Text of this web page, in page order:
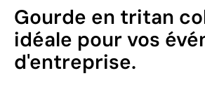
Gourde en tritan
idéale pour vos
d'entreprise.